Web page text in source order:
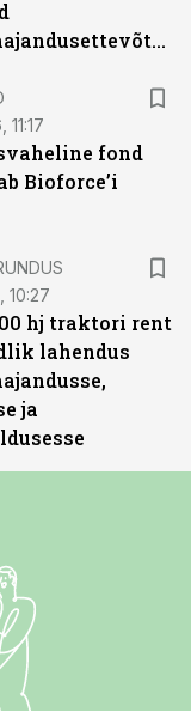
põllumajandusettevõtted
fond
Bioforce’i
10:27
hj traktori rent
lahendus
ja